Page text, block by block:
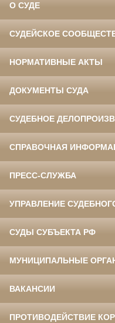
О СУДЕ
СУДЕЙСКОЕ
НОРМАТИВНЫЕ АКТЫ
ДОКУМЕНТЫ СУДА
СУДЕБНОЕ
СПРАВОЧНАЯ
ПРЕСС-СЛУЖБА
УПРАВЛЕНИЕ
СУДЫ СУБЪЕКТА РФ
МУНИЦИПАЛЬНЫЕ
ВАКАНСИИ
ПРОТИВОДЕЙСТВИЕ